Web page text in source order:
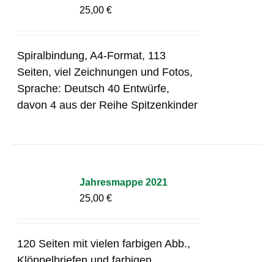
25,00€
Spiralbindung, A4-Format, 113
Seiten, viel Zeichnungen und Fotos,
Sprache: Deutsch 40 Entwürfe,
davon 4 aus der Reihe Spitzenkinder
Jahresmappe 2021
25,00€
120 Seiten mit vielen farbigen Abb.,